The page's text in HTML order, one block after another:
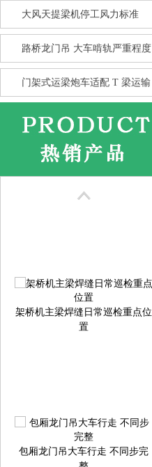
大风天提梁机停工风力标准
路桥龙门吊 大车啃轨严重程度
门架式运梁炮车适配 T 梁运输
竖井龙门吊选型核心要点 竖井
龙
架桥机主梁焊缝日常巡检重点位
置
包厢龙门吊大车行走 不同步完
整